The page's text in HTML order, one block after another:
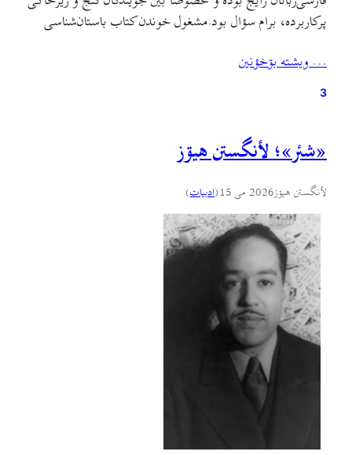
پرکاربرده، برام سؤال بود.مشغول خوندن کتاب باستان‌شناسی
… ويشته بۊخؤنين
3
«شئر»؛ لأنگستن هيۊز
لأنگستن هيۊز2026 می 15 (ادبيات)